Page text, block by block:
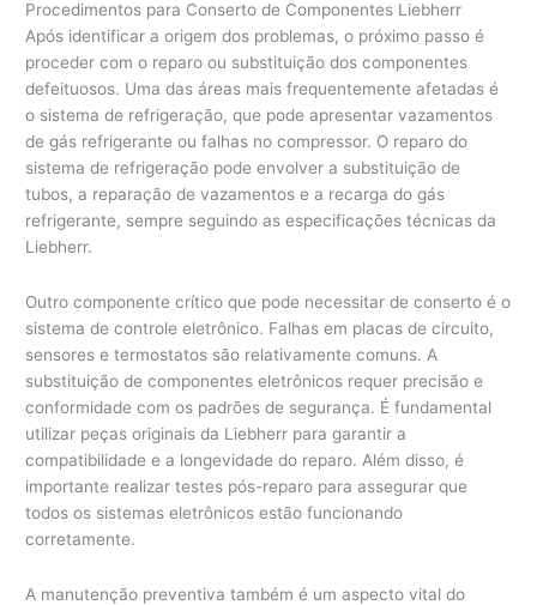
Procedimentos para Conserto de Componentes Liebherr
Após identificar a origem dos problemas, o próximo passo é
proceder com o reparo ou substituição dos componentes
defeituosos. Uma das áreas mais frequentemente afetadas é
o sistema de refrigeração, que pode apresentar vazamentos
de gás refrigerante ou falhas no compressor. O reparo do
sistema de refrigeração pode envolver a substituição de
tubos, a reparação de vazamentos e a recarga do gás
refrigerante, sempre seguindo as especificações técnicas da
Liebherr.
Outro componente crítico que pode necessitar de conserto é o
sistema de controle eletrônico. Falhas em placas de circuito,
sensores e termostatos são relativamente comuns. A
substituição de componentes eletrônicos requer precisão e
conformidade com os padrões de segurança. É fundamental
utilizar peças originais da Liebherr para garantir a
compatibilidade e a longevidade do reparo. Além disso, é
importante realizar testes pós-reparo para assegurar que
todos os sistemas eletrônicos estão funcionando
corretamente.
A manutenção preventiva também é um aspecto vital do